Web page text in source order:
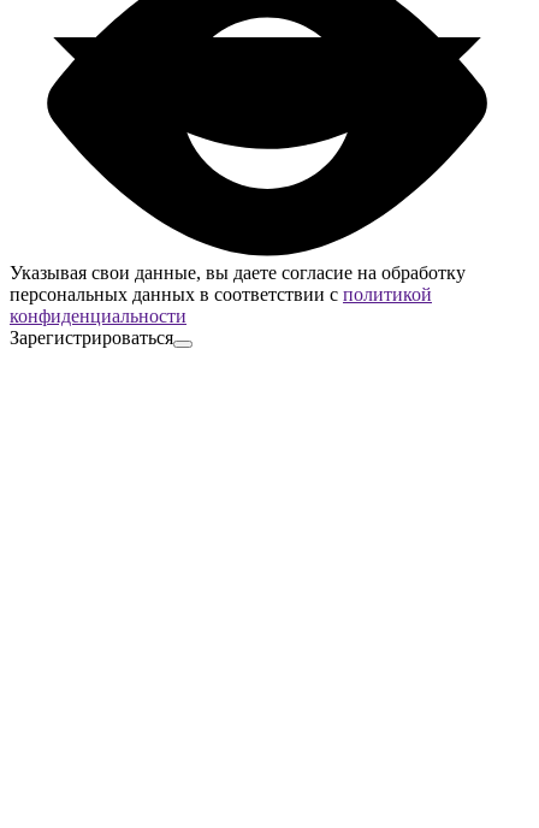
Указывая свои данные, вы даете согласие на обработку
персональных данных в соответствии с политикой
конфиденциальности
Зарегистрироваться